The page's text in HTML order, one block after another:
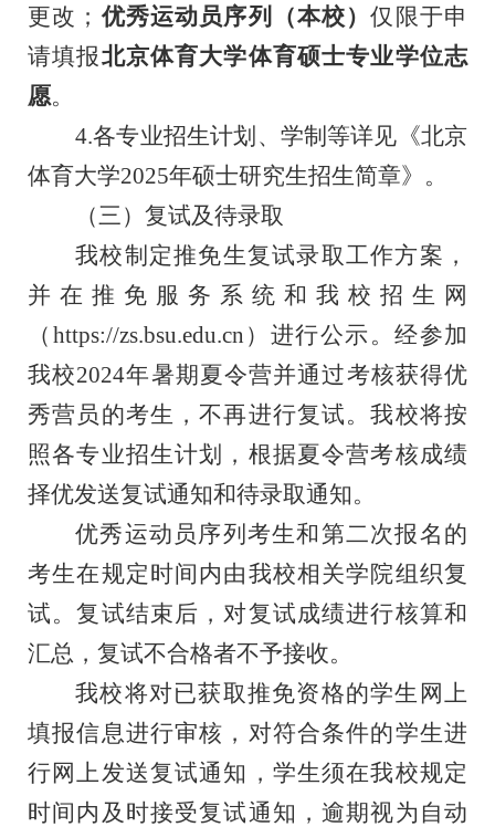
更改； 优秀运动员序列（本校）仅限于申
请填报北京体育大学体育硕士专业学位志
愿。
4.各专业招生计划、学制等详见《北京
体育大学2025年硕士研究生招生简章》。
（三）复试及待录取
我校制定推免生复试录取工作方案，
并在推免服务系统和我校招生网
（ https://zs.bsu.edu.cn）进行公示。经参加
我校2024年暑期夏令营并通过考核获得优
秀营员的考生，不再进行复试。我校将按
照各专业招生计划，根据夏令营考核成绩
择优发送复试通知和待录取通知。
优秀运动员序列考生和第二次报名的
考生在规定时间内由我校相关学院组织复
试。复试结束后，对复试成绩进行核算和
汇总，复试不合格者不予接收。
我校将对已获取推免资格的学生网上
填报信息进行审核，对符合条件的学生进
行网上发送复试通知，学生须在我校规定
时间内及时接受复试通知，逾期视为自动